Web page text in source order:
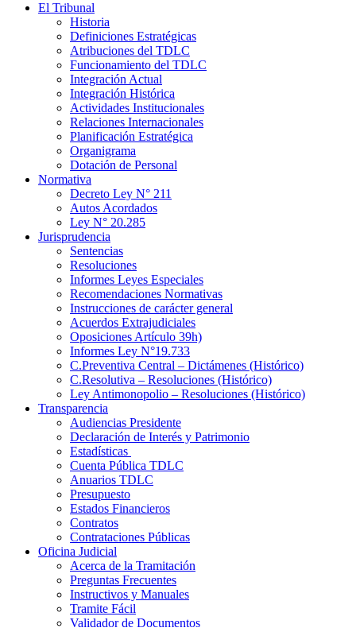
El Tribunal
Historia
Definiciones Estratégicas
Atribuciones del TDLC
Funcionamiento del TDLC
Integración Actual
Integración Histórica
Actividades Institucionales
Relaciones Internacionales
Planificación Estratégica
Organigrama
Dotación de Personal
Normativa
Decreto Ley N° 211
Autos Acordados
Ley N° 20.285
Jurisprudencia
Sentencias
Resoluciones
Informes Leyes Especiales
Recomendaciones Normativas
Instrucciones de carácter general
Acuerdos Extrajudiciales
Oposiciones Artículo 39h)
Informes Ley N°19.733
C.Preventiva Central – Dictámenes (Histórico)
C.Resolutiva – Resoluciones (Histórico)
Ley Antimonopolio – Resoluciones (Histórico)
Transparencia
Audiencias Presidente
Declaración de Interés y Patrimonio
Estadísticas
Cuenta Pública TDLC
Anuarios TDLC
Presupuesto
Estados Financieros
Contratos
Contrataciones Públicas
Oficina Judicial
Acerca de la Tramitación
Preguntas Frecuentes
Instructivos y Manuales
Tramite Fácil
Validador de Documentos